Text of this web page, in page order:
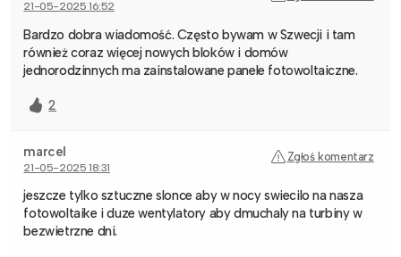
21-05-2025 16:52
Bardzo dobra wiadomość. Często bywam w Szwecji i tam
również coraz więcej nowych bloków i domów
jednorodzinnych ma zainstalowane panele fotowoltaiczne.
2
marcel
21-05-2025 18:31
Zgłoś komentarz
jeszcze tylko sztuczne slonce aby w nocy swiecilo na nasza
fotowoltaike i duze wentylatory aby dmuchaly na turbiny w
bezwietrzne dni.